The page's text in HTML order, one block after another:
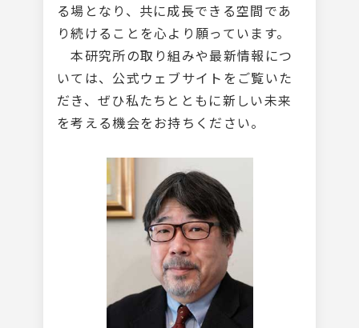
る場となり、共に成長できる空間であ
り続けることを心より願っています。
本研究所の取り組みや最新情報につ
いては、公式ウェブサイトをご覧いた
だき、ぜひ私たちとともに新しい未来
を考える機会をお持ちください。